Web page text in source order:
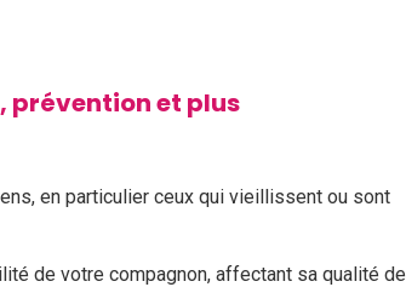
prévention et plus
en particulier ceux qui vieillissent ou sont
de votre compagnon, affectant sa qualité de